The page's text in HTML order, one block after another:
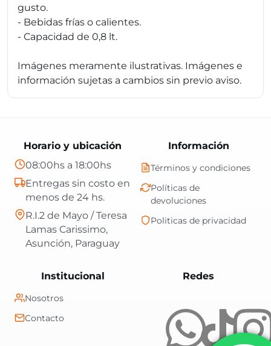
gusto.
- Bebidas frías o calientes.
- Capacidad de 0,8 lt.
Imágenes meramente ilustrativas. Imágenes e
información sujetas a cambios sin previo aviso.
RedesCentral Shop es
Información
Términos y condiciones
Políticas de
devoluciones
Politicas de privacidad
Institucional
Nosotros
Contacto
Horario y ubicación
08:00hs a 18:00hs
Entregas sin costo en
menos de 24 hs.
R.I.2 de Mayo / Teresa
Lamas Carissimo,
Asunción, Paraguay